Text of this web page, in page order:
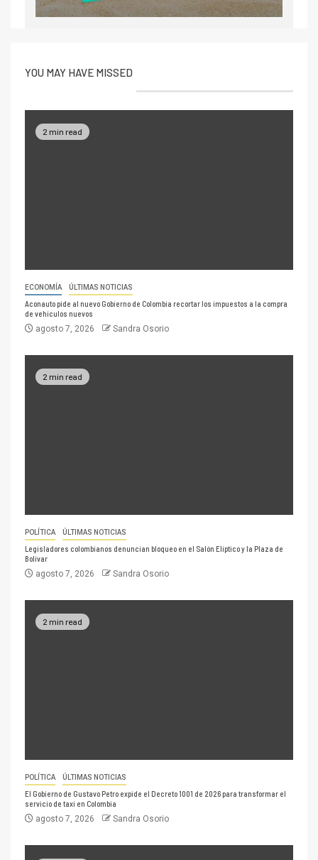
YOU MAY HAVE MISSED
2 min read
ECONOMÍA ÚLTIMAS NOTICIAS
Aconauto pide al nuevo Gobierno de Colombia recortar los impuestos a la compra
de vehículos nuevos
agosto 7, 2026 Sandra Osorio
2 min read
POLÍTICA ÚLTIMAS NOTICIAS
Legisladores colombianos denuncian bloqueo en el Salón Elíptico y la Plaza de
Bolívar
agosto 7, 2026 Sandra Osorio
2 min read
POLÍTICA ÚLTIMAS NOTICIAS
El Gobierno de Gustavo Petro expide el Decreto 1001 de 2026 para transformar el
servicio de taxi en Colombia
agosto 7, 2026 Sandra Osorio